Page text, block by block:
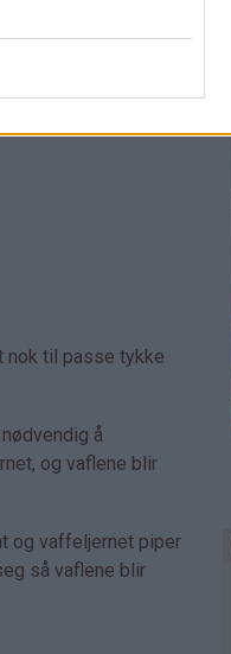
nok til passe tykke
å
og vaflene blir
og vaffeljernet piper
så vaflene blir